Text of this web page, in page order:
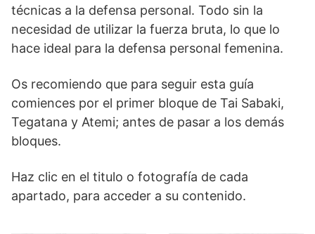
técnicas a la defensa personal. Todo sin la
necesidad de utilizar la fuerza bruta, lo que lo
hace ideal para la defensa personal femenina.
Os recomiendo que para seguir esta guía
comiences por el primer bloque de Tai Sabaki,
Tegatana y Atemi; antes de pasar a los demás
bloques.
Haz clic en el titulo o fotografía de cada
apartado, para acceder a su contenido.